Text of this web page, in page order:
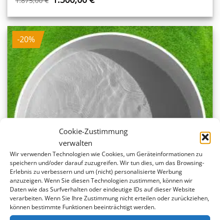
Cookie-Zustimmung
verwalten
Wir verwenden Technologien wie Cookies, um Geräteinformationen zu
speichern und/oder darauf zuzugreifen. Wir tun dies, um das Browsing-
Erlebnis zu verbessern und um (nicht) personalisierte Werbung
anzuzeigen. Wenn Sie diesen Technologien zustimmen, können wir
Daten wie das Surfverhalten oder eindeutige IDs auf dieser Website
verarbeiten. Wenn Sie Ihre Zustimmung nicht erteilen oder zurückziehen,
können bestimmte Funktionen beeinträchtigt werden.
war:
1.875,00 €
ist:
1.500,00 €.
-20%